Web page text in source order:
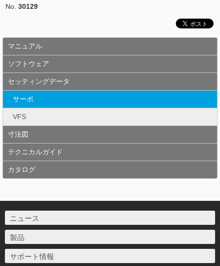
No. 30129
マニュアル
ソフトウェア
セッティングデータ
サーボ
VFS
寸法図
テクニカルガイド
カタログ
ニュース
製品
サポート情報